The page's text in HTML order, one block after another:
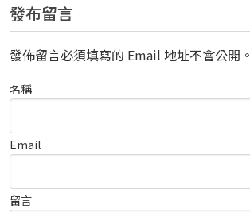
發布留言
發佈留言必須填寫的 Email 地址不會公開。
名稱
Email
留言